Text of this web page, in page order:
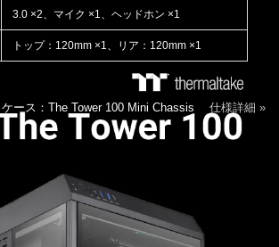
3.0 ×2、マイク ×1、ヘッドホン ×1
トップ：120mm ×1、リア：120mm ×1
ケース：The Tower 100 Mini Chassis 仕様詳細 »